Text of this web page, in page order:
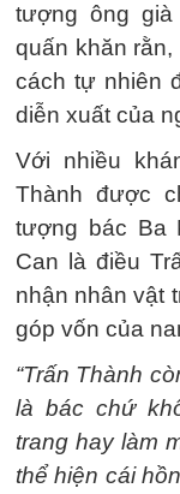
tượng ông
quấn khăn
cách tự nhiên
diễn xuất của
Với nhiều
Thành được
tượng bác Ba
Can là điều
nhận nhân vật
góp vốn của
“Trấn Thành
là bác chứ
trang hay làm
thể hiện cái